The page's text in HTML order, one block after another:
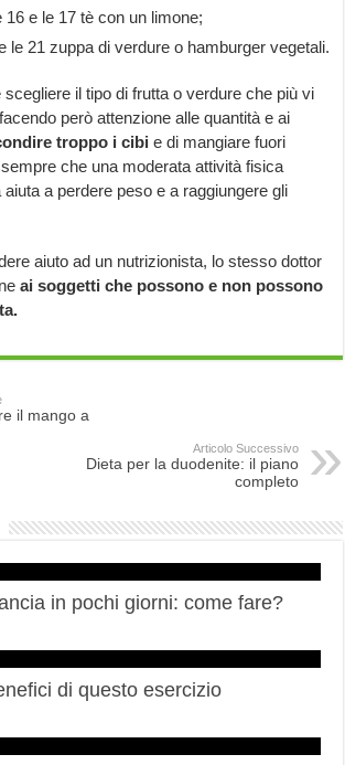
16 e le 17 tè con un limone;
le 21 zuppa di verdure o hamburger vegetali.
il tipo di frutta o verdure che più vi
però attenzione alle quantità e ai
troppo i cibi e di mangiare fuori
che una moderata attività fisica
a perdere peso e a raggiungere gli
aiuto ad un nutrizionista, lo stesso dottor
ai soggetti che possono e non possono
il mango a
Articolo Successivo
Dieta per la duodenite: il piano
completo
in pochi giorni: come fare?
di questo esercizio